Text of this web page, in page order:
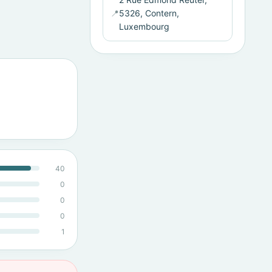
40
0
0
0
1
📍5326, Contern,
Luxembourg